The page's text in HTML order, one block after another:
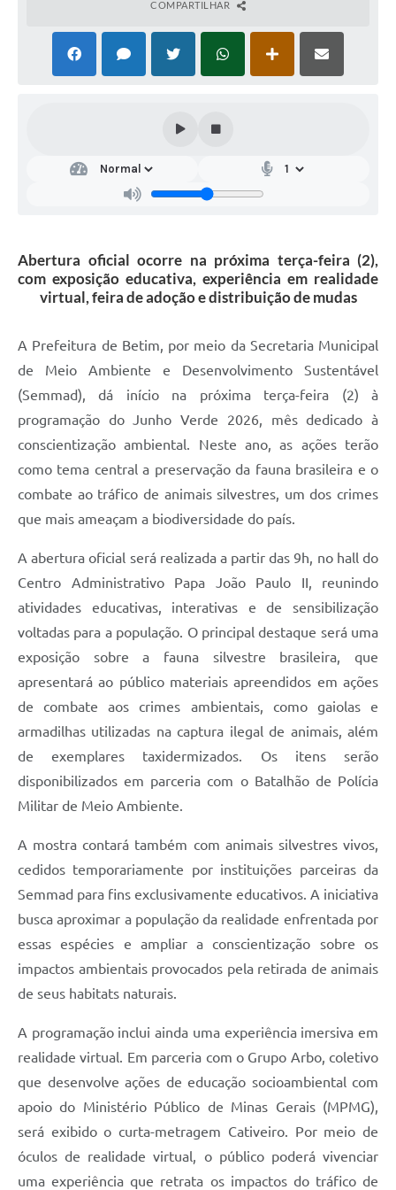
COMPARTILHAR
Abertura oficial ocorre na próxima terça-feira (2),
com exposição educativa, experiência em realidade
virtual, feira de adoção e distribuição de mudas
A Prefeitura de Betim, por meio da Secretaria Municipal
de Meio Ambiente e Desenvolvimento Sustentável
(Semmad), dá início na próxima terça-feira (2) à
programação do Junho Verde 2026, mês dedicado à
conscientização ambiental. Neste ano, as ações terão
como tema central a preservação da fauna brasileira e o
combate ao tráfico de animais silvestres, um dos crimes
que mais ameaçam a biodiversidade do país.
A abertura oficial será realizada a partir das 9h, no hall do
Centro Administrativo Papa João Paulo II, reunindo
atividades educativas, interativas e de sensibilização
voltadas para a população. O principal destaque será uma
exposição sobre a fauna silvestre brasileira, que
apresentará ao público materiais apreendidos em ações
de combate aos crimes ambientais, como gaiolas e
armadilhas utilizadas na captura ilegal de animais, além
de exemplares taxidermizados. Os itens serão
disponibilizados em parceria com o Batalhão de Polícia
Militar de Meio Ambiente.
A mostra contará também com animais silvestres vivos,
cedidos temporariamente por instituições parceiras da
Semmad para fins exclusivamente educativos. A iniciativa
busca aproximar a população da realidade enfrentada por
essas espécies e ampliar a conscientização sobre os
impactos ambientais provocados pela retirada de animais
de seus habitats naturais.
A programação inclui ainda uma experiência imersiva em
realidade virtual. Em parceria com o Grupo Arbo, coletivo
que desenvolve ações de educação socioambiental com
apoio do Ministério Público de Minas Gerais (MPMG),
será exibido o curta-metragem Cativeiro. Por meio de
óculos de realidade virtual, o público poderá vivenciar
uma experiência que retrata os impactos do tráfico de